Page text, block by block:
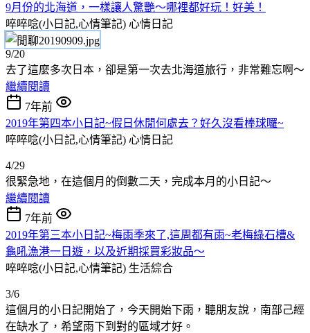
9月份的北海道，一樣讓人驚艷～哪裡都好玩！好美！
啐啐唸(小日記,心情筆記) 心情日記
9/20
去了這麼多次日本，卻是第一次去北海道旅行，非常難忘啊～
繼續閱讀
7年前
2019年第四本小日記~假日休閒何處去？好久沒看棒球囉~
啐啐唸(小日記,心情筆記) 心情日記
4/29
很緊急地，在這個月的倒數二天，完成本月的小日記～
繼續閱讀
7年前
2019年第三本小日記~梅雨季來了,這周都有雨~老梅綠石槽&
龜吼漁港一日遊，以及近期採買彩妝品～
啐啐唸(小日記,心情筆記) 生活綜合
3/6
這個月的小日記開始了，今天開始下雨，聽朋友說，南部己經
在缺水了，希望雨下到對的區域才好。